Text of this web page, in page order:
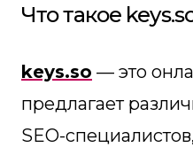
Что такое
keys.so — это
предлагает
SEO-